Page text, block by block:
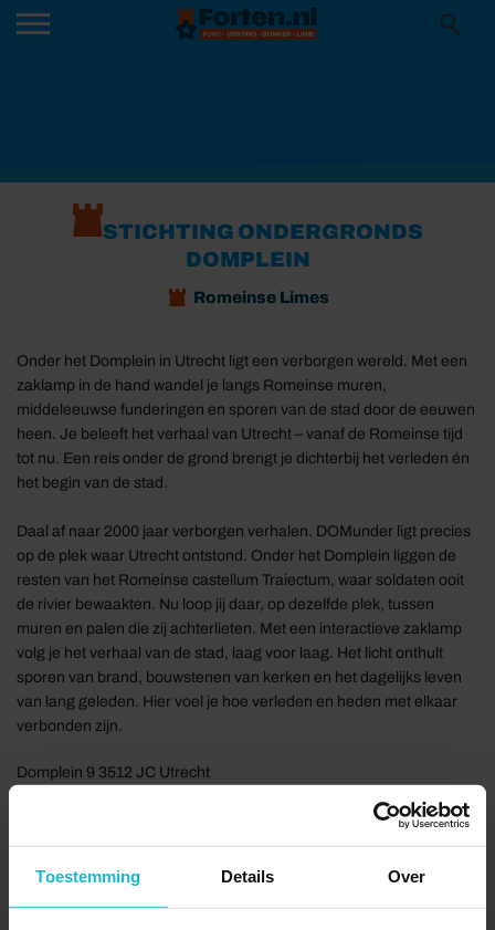
Toestemming Details Over
STICHTING ONDERGRONDS
DOMPLEIN
Romeinse Limes
Onder het Domplein in Utrecht ligt een verborgen wereld. Met een
zaklamp in de hand wandel je langs Romeinse muren,
middeleeuwse funderingen en sporen van de stad door de eeuwen
heen. Je beleeft het verhaal van Utrecht – vanaf de Romeinse tijd
tot nu. Een reis onder de grond brengt je dichterbij het verleden én
het begin van de stad.
Daal af naar 2000 jaar verborgen verhalen. DOMunder ligt precies
op de plek waar Utrecht ontstond. Onder het Domplein liggen de
resten van het Romeinse castellum Traiectum, waar soldaten ooit
de rivier bewaakten. Nu loop jij daar, op dezelfde plek, tussen
muren en palen die zij achterlieten. Met een interactieve zaklamp
volg je het verhaal van de stad, laag voor laag. Het licht onthult
sporen van brand, bouwstenen van kerken en het dagelijks leven
van lang geleden. Hier voel je hoe verleden en heden met elkaar
verbonden zijn.
Domplein 9 3512 JC Utrecht